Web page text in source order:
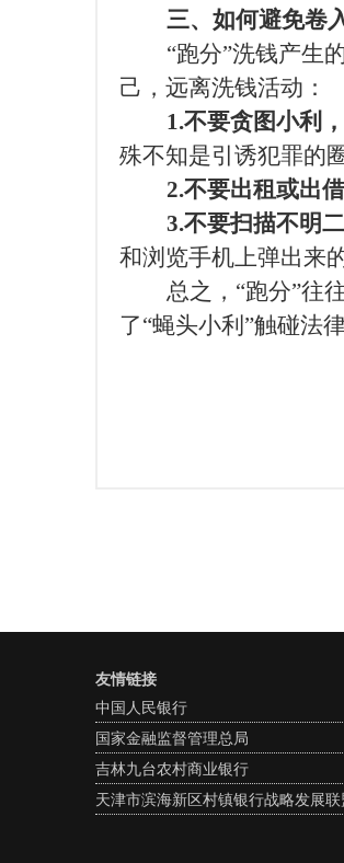
三、如何避免卷
“跑分”洗钱产生
己，远离洗钱活动：
1.不要贪图小利
殊不知是引诱犯罪的
2.不要出租或出
3.不要扫描不明
和浏览手机上弹出来
总之， “跑分”往
了“蝇头小利”触碰法律
友情链接
中国人民银行
国家金融监督管理总局
吉林九台农村商业银行
天津市滨海新区村镇银行战略发展联